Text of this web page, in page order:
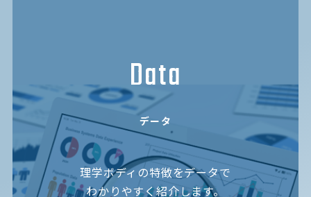
Data
データ
理学ボディの特徴をデータで
わかりやすく紹介します。